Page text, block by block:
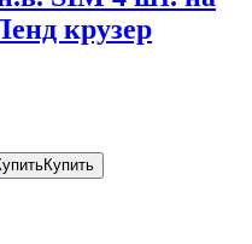
крузер
Купить